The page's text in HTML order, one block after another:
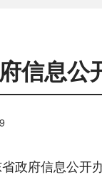
信息公
府信息公开